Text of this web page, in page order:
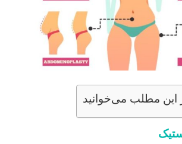
این مطلب می‌خوانید